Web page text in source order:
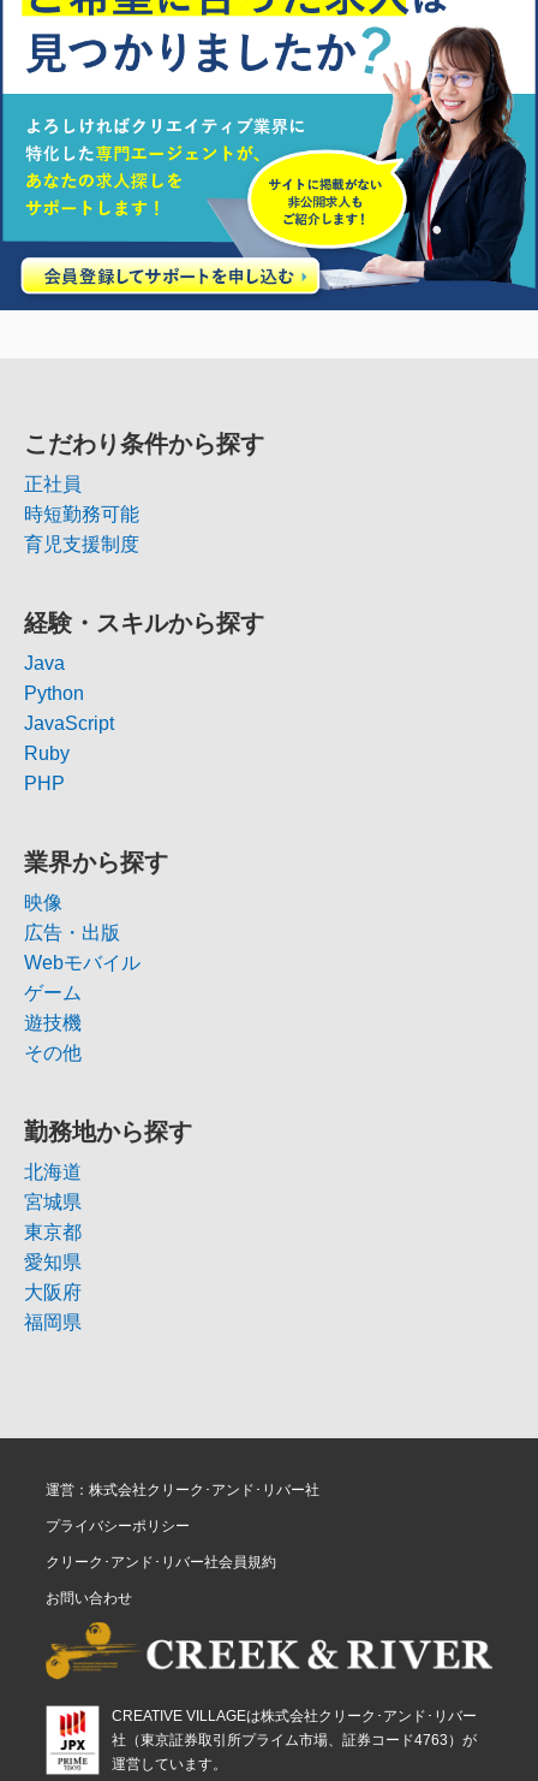
こだわり条件から探す
正社員
時短勤務可能
育児支援制度
経験・スキルから探す
Java
Python
JavaScript
Ruby
PHP
業界から探す
映像
広告・出版
Webモバイル
ゲーム
遊技機
その他
勤務地から探す
北海道
宮城県
東京都
愛知県
大阪府
福岡県
運営：株式会社クリーク･アンド･リバー社
プライバシーポリシー
クリーク･アンド･リバー社会員規約
お問い合わせ
CREATIVE VILLAGEは株式会社クリーク･アンド･リバー
社（東京証券取引所プライム市場、証券コード4763）が
運営しています。